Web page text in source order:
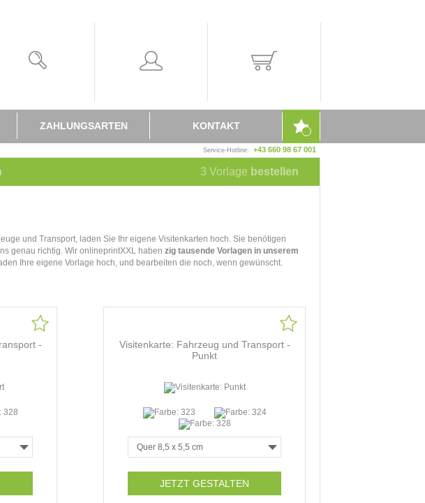
ZAHLUNGSARTEN KONTAKT
Service-Hotline: +43 660 98 67 001
3 Vorlage bestellen
und Transport, laden Sie Ihr eigene Visitenkarten hoch. Sie benötigen
genau richtig. Wir onlineprintXXL haben zig tausende Vorlagen in unserem
Ihre eigene Vorlage hoch, und bearbeiten die noch, wenn gewünscht.
-
Visitenkarte: Fahrzeug und Transport -
Punkt
JETZT GESTALTEN